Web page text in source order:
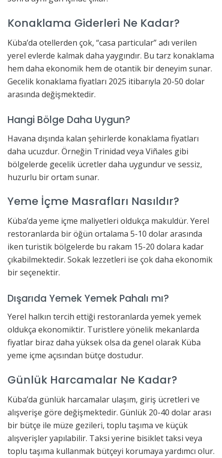
Konaklama Giderleri Ne Kadar?
Küba’da otellerden çok, “casa particular” adı verilen
yerel evlerde kalmak daha yaygındır. Bu tarz konaklama
hem daha ekonomik hem de otantik bir deneyim sunar.
Gecelik konaklama fiyatları 2025 itibarıyla 20-50 dolar
arasında değişmektedir.
Hangi Bölge Daha Uygun?
Havana dışında kalan şehirlerde konaklama fiyatları
daha ucuzdur. Örneğin Trinidad veya Viñales gibi
bölgelerde gecelik ücretler daha uygundur ve sessiz,
huzurlu bir ortam sunar.
Yeme İçme Masrafları Nasıldır?
Küba’da yeme içme maliyetleri oldukça makuldür. Yerel
restoranlarda bir öğün ortalama 5-10 dolar arasında
iken turistik bölgelerde bu rakam 15-20 dolara kadar
çıkabilmektedir. Sokak lezzetleri ise çok daha ekonomik
bir seçenektir.
Dışarıda Yemek Yemek Pahalı mı?
Yerel halkın tercih ettiği restoranlarda yemek yemek
oldukça ekonomiktir. Turistlere yönelik mekanlarda
fiyatlar biraz daha yüksek olsa da genel olarak Küba
yeme içme açısından bütçe dostudur.
Günlük Harcamalar Ne Kadar?
Küba’da günlük harcamalar ulaşım, giriş ücretleri ve
alışverişe göre değişmektedir. Günlük 20-40 dolar arası
bir bütçe ile müze gezileri, toplu taşıma ve küçük
alışverişler yapılabilir. Taksi yerine bisiklet taksi veya
toplu taşıma kullanmak bütçeyi korumaya yardımcı olur.